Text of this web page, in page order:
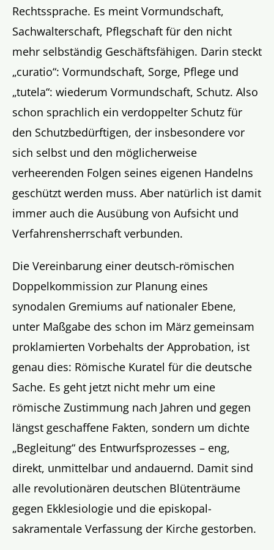
Rechtssprache. Es meint Vormundschaft,
Sachwalterschaft, Pflegschaft für den nicht
mehr selbständig Geschäftsfähigen. Darin steckt
„curatio“: Vormundschaft, Sorge, Pflege und
„tutela“: wiederum Vormundschaft, Schutz. Also
schon sprachlich ein verdoppelter Schutz für
den Schutzbedürftigen, der insbesondere vor
sich selbst und den möglicherweise
verheerenden Folgen seines eigenen Handelns
geschützt werden muss. Aber natürlich ist damit
immer auch die Ausübung von Aufsicht und
Verfahrensherrschaft verbunden.
Die Vereinbarung einer deutsch-römischen
Doppelkommission zur Planung eines
synodalen Gremiums auf nationaler Ebene,
unter Maßgabe des schon im März gemeinsam
proklamierten Vorbehalts der Approbation, ist
genau dies: Römische Kuratel für die deutsche
Sache. Es geht jetzt nicht mehr um eine
römische Zustimmung nach Jahren und gegen
längst geschaffene Fakten, sondern um dichte
„Begleitung“ des Entwurfsprozesses – eng,
direkt, unmittelbar und andauernd. Damit sind
alle revolutionären deutschen Blütenträume
gegen Ekklesiologie und die episkopal-
sakramentale Verfassung der Kirche gestorben.